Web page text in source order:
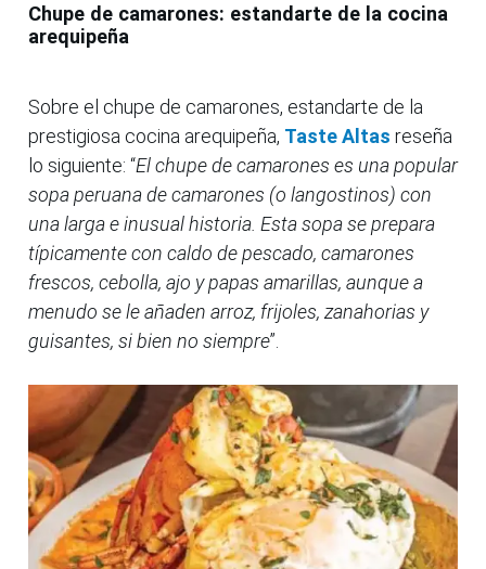
Chupe de camarones: estandarte de la cocina
arequipeña
Sobre el chupe de camarones, estandarte de la
prestigiosa cocina arequipeña, Taste Altas reseña
lo siguiente: “El chupe de camarones es una popular
sopa peruana de camarones (o langostinos) con
una larga e inusual historia. Esta sopa se prepara
típicamente con caldo de pescado, camarones
frescos, cebolla, ajo y papas amarillas, aunque a
menudo se le añaden arroz, frijoles, zanahorias y
guisantes, si bien no siempre”.